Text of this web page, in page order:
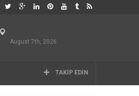
August 7th, 2026
TAKIP EDIN